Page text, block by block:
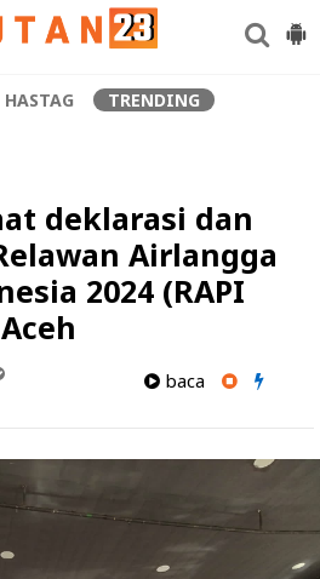
HASTAG TRENDING
deklarasi dan
Airlangga
2024 (RAPI
baca